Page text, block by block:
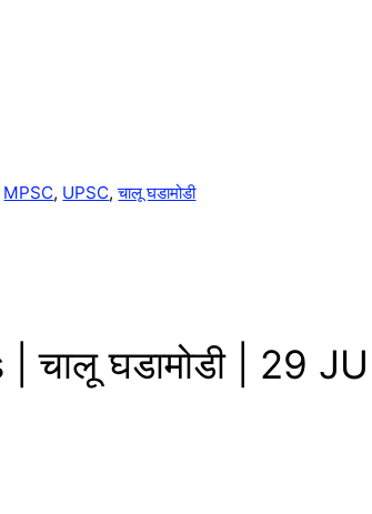
MPSC, UPSC,चालू घडामोडी
चालू घडामोडी | 29